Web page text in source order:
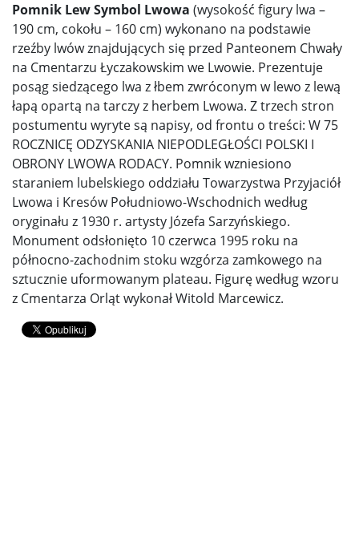
Pomnik Lew Symbol Lwowa (wysokość figury lwa –
190 cm, cokołu – 160 cm) wykonano na podstawie
rzeźby lwów znajdujących się przed Panteonem Chwały
na Cmentarzu Łyczakowskim we Lwowie. Prezentuje
posąg siedzącego lwa z łbem zwróconym w lewo z lewą
łapą opartą na tarczy z herbem Lwowa. Z trzech stron
postumentu wyryte są napisy, od frontu o treści: W 75
ROCZNICĘ ODZYSKANIA NIEPODLEGŁOŚCI POLSKI I
OBRONY LWOWA RODACY. Pomnik wzniesiono
staraniem lubelskiego oddziału Towarzystwa Przyjaciół
Lwowa i Kresów Południowo-Wschodnich według
oryginału z 1930 r. artysty Józefa Sarzyńskiego.
Monument odsłonięto 10 czerwca 1995 roku na
północno-zachodnim stoku wzgórza zamkowego na
sztucznie uformowanym plateau. Figurę według wzoru
z Cmentarza Orląt wykonał Witold Marcewicz.